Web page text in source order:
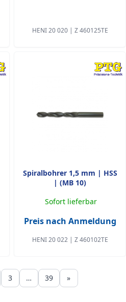
HENI 20 020 | Z 460125TE
Spiralbohrer 1,5 mm | HSS
| (MB 10)
Sofort lieferbar
Preis nach Anmeldung
HENI 20 022 | Z 460102TE
3 … 39 »